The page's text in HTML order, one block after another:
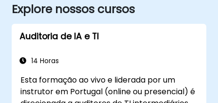
Explore nossos cursos
Auditoria de IA e TI
14 Horas
Esta formação ao vivo e liderada por um
instrutor em Portugal (online ou presencial) é